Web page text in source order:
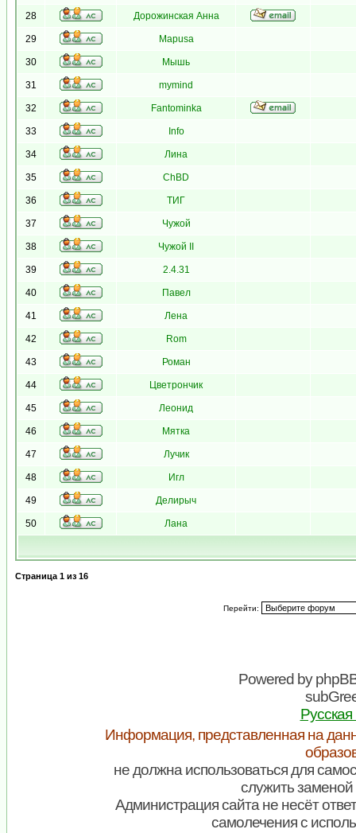
28 Дорожинская Анна
29 Mapusa
30 Мышь
31 mymind
32 Fantominka
33 Info
34 Лина
35 ChBD
36 ТИГ
37 Чужой
38 Чужой II
39 2.4.31
40 Павел
41 Лена
42 Rom
43 Роман
44 Цветрончик
45 Леонид
46 Мятка
47 Лучик
48 Игл
49 Делирыч
50 Лана
Страница 1 из 16
Перейти:
Powered by
Информация, представленная на
не должна использоваться для
служить заменой
Администрация сайта не несёт
самолечения с